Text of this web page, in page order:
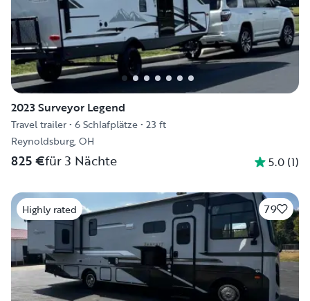
2023 Surveyor Legend
Travel trailer• 6 Schlafplätze• 23 ft
Reynoldsburg, OH
825 €für 3 Nächte 5.0 (1)
Highly rated 79